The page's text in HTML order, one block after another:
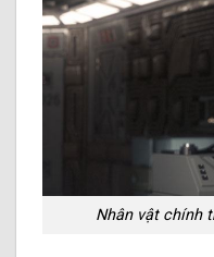
Nhân vật chính